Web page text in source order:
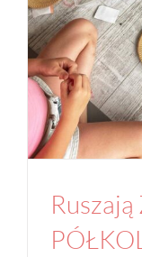
Ruszają